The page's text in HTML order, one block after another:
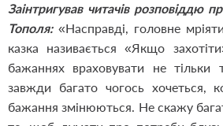
Заінтригував читачів розповіддю
Тополя:«Насправді, головне
казка називається «Якщо
бажаннях враховувати не
завжди багато чогось хочеться,
бажання змінюються. Не скажу